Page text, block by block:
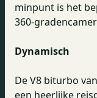
minpunt is het
360-
Dynamisch
De V8 biturbo
een heerlijke